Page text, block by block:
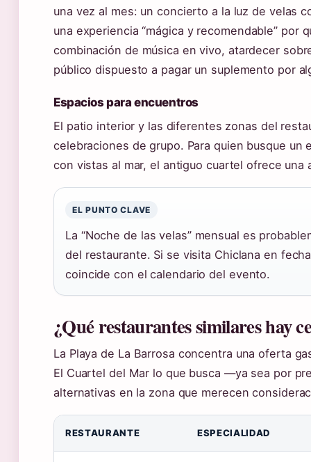
una vez al mes: un concierto a la luz de velas
una experiencia “mágica y recomendable” por
combinación de música en vivo, atardecer
público dispuesto a pagar un suplemento por
Espacios para encuentros
El patio interior y las diferentes zonas del
celebraciones de grupo. Para quien busque
con vistas al mar, el antiguo cuartel ofrece
EL PUNTO CLAVE
La “Noche de las velas” mensual es
del restaurante. Si se visita Chiclana en
coincide con el calendario del evento.
¿Qué restaurantes similares hay
La Playa de La Barrosa concentra una oferta
El Cuartel del Mar lo que busca —ya sea por
alternativas en la zona que merecen
RESTAURANTE ESPECIALIDAD